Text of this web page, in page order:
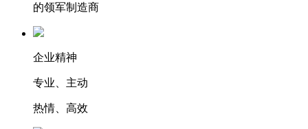
的领军制造商
企业精神
专业、主动
热情、高效